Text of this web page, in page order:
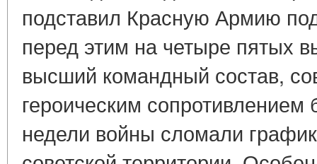
подставил Красную Армию
перед этим на четыре пятых
высший командный состав,
героическим
недели войны сломали